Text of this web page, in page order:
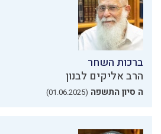
ברכות השחר
הרב אליקים לבנון
ה סיון התשפה (01.06.2025)